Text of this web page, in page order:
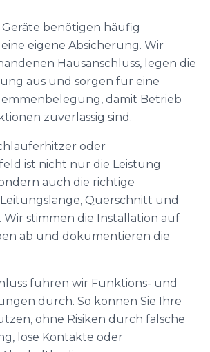
benötigen häufig
eigene Absicherung. Wir
Hausanschluss, legen die
aus und sorgen für eine
damit Betrieb
zuverlässig sind.
oder
ist nicht nur die Leistung
auch die richtige
Querschnitt und
stimmen die Installation auf
ab und dokumentieren die
führen wir Funktions- und
durch. So können Sie Ihre
ohne Risiken durch falsche
lose Kontakte oder